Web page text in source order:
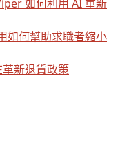
如何利用 AI 重新
如何幫助求職者縮小
新退貨政策